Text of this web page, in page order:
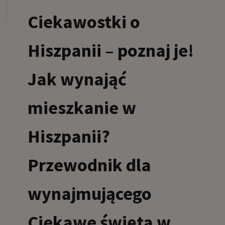
Ciekawostki o
Hiszpanii – poznaj je!
Jak wynająć
mieszkanie w
Hiszpanii?
Przewodnik dla
wynajmującego